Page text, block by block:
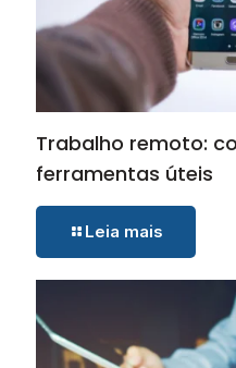
Trabalho remoto:
ferramentas úteis
Leia mais